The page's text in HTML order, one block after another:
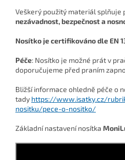
Veškerý použitý materiál splňuje
nezávadnost, bezpečnost a
Nosítko je certifikováno dle EN
Péče: Nosítko je možné prát v
doporučujeme před praním
Bližší informace ohledně péče o
tady https://www.isatky.cz/
nositku/pece-o-nositko/
Základní nastavení nosítka